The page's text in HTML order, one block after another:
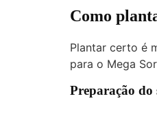
Como
Plantar certo é
para o Mega
Preparação do